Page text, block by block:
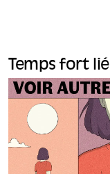
Temps fort lié